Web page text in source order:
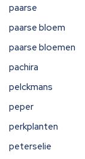
paarse
paarse bloem
paarse bloemen
pachira
pelckmans
peper
perkplanten
peterselie